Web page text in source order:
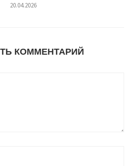
20.04.2026
КОММЕНТАРИЙ